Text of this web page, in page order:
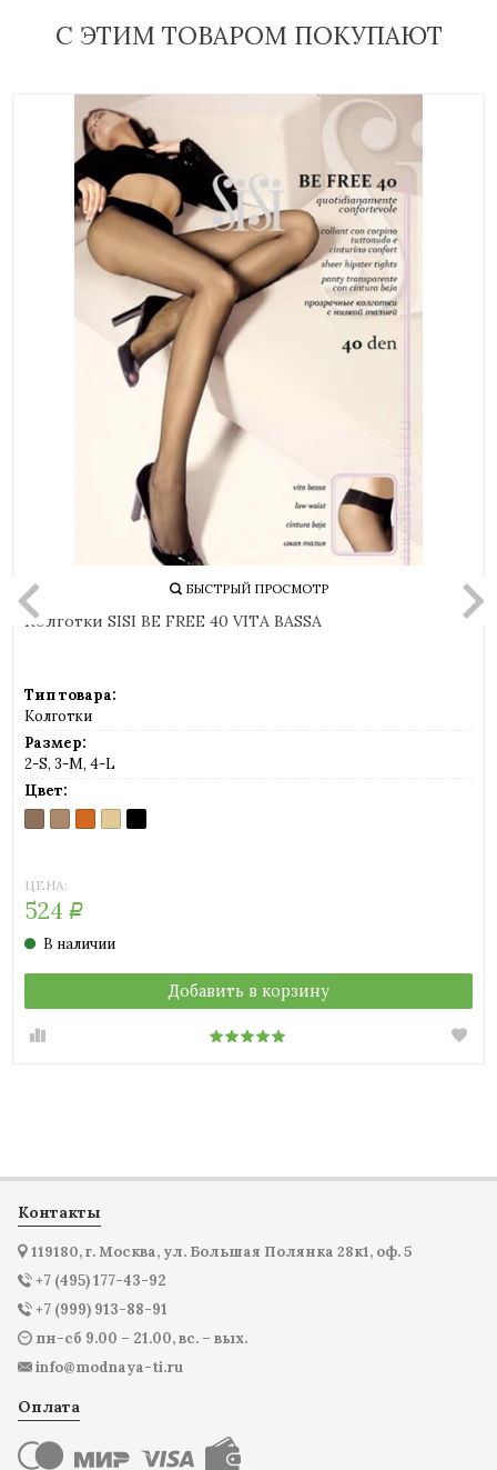
С ЭТИМ ТОВАРОМ ПОКУПАЮТ
БЫСТРЫЙ ПРОСМОТР
Колготки SISI BE FREE 40 VITA BASSA
Тип товара:
Колготки
Размер:
2-S, 3-M, 4-L
Цвет:
DAINO
(загар)
MIELE
(телесный)
MOKA
(шоколад)
NATURELLE
(натуральный)
NERO
(черный)
ЦЕНА:
524 Р
В наличии
Добавить в корзину
Контакты
119180, г. Москва, ул. Большая Полянка 28к1, оф. 5
+7 (495) 177-43-92
+7 (999) 913-88-91
пн-сб 9.00 – 21.00, вс. – вых.
info@modnaya-ti.ru
Оплата